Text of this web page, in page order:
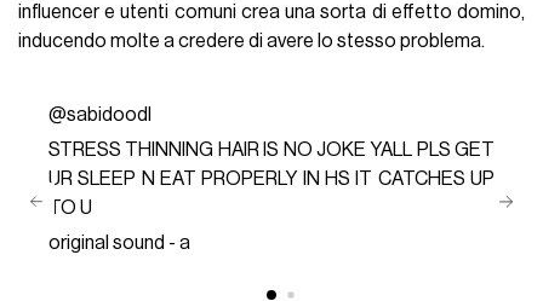
influencer e utenti comuni crea una sorta di effetto domino,
inducendo molte a credere di avere lo stesso problema.
@sabidoodl
STRESS THINNING HAIR IS NO JOKE YALL PLS GET
UR SLEEP N EAT PROPERLY IN HS IT CATCHES UP
TO U
original sound - a